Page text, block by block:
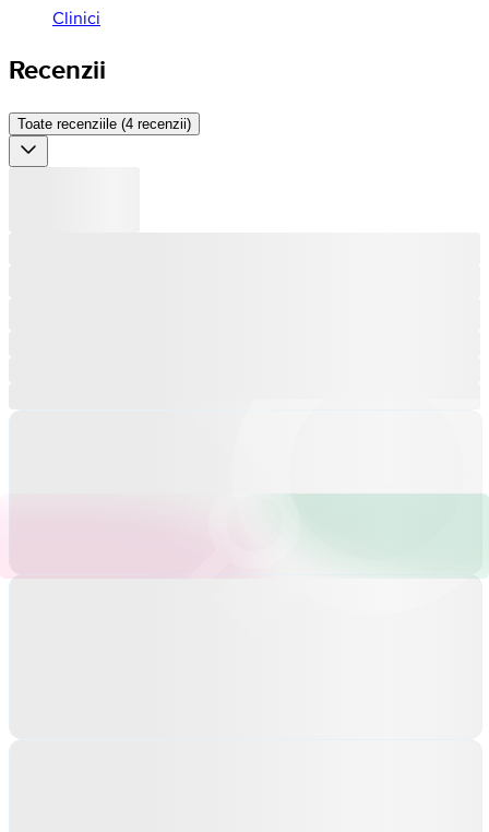
Clinici
Recenzii
Toate recenziile (4 recenzii)